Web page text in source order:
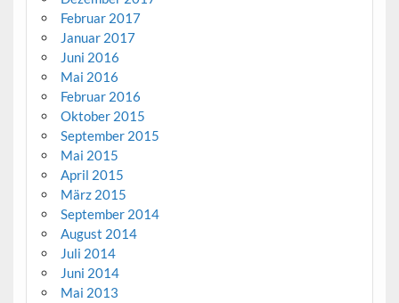
Februar 2017
Januar 2017
Juni 2016
Mai 2016
Februar 2016
Oktober 2015
September 2015
Mai 2015
April 2015
März 2015
September 2014
August 2014
Juli 2014
Juni 2014
Mai 2013